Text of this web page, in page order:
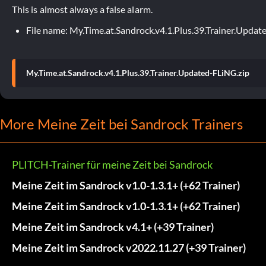
This is almost always a false alarm.
File name:
My.Time.at.Sandrock.v4.1.Plus.39.Trainer.Updated-FLiNG.zip
More Meine Zeit bei Sandrock Trainers
PLITCH-Trainer für meine Zeit bei Sandrock
Meine Zeit im Sandrock v1.0-1.3.1+ (+62 Trainer)
Meine Zeit im Sandrock v1.0-1.3.1+ (+62 Trainer)
Meine Zeit im Sandrock v4.1+ (+39 Trainer)
Meine Zeit im Sandrock v2022.11.27 (+39 Trainer)